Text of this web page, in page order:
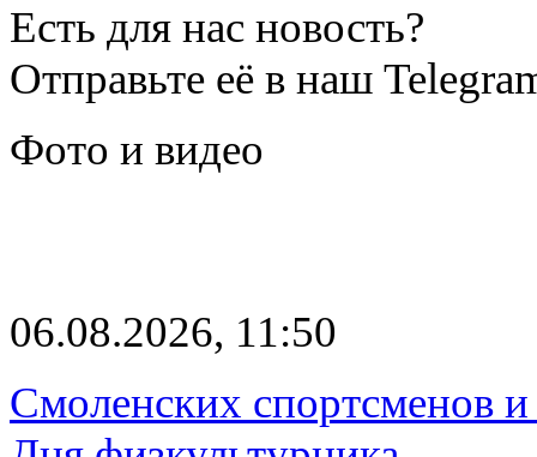
Есть для нас новость?
Отправьте её в наш
Фото и видео
06.08.2026, 11:50
Смоленских спортсменов